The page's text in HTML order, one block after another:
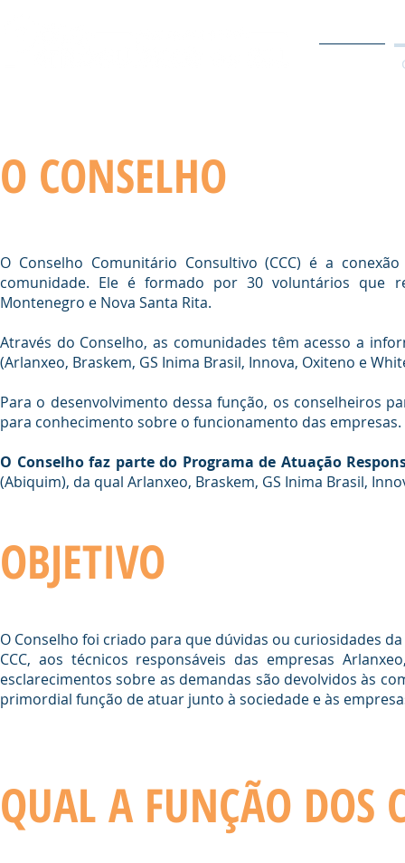
O CONSELHO
O Conselho Comunitário Consultivo (CCC) é a
comunidade. Ele é formado por 30 voluntários que
Montenegro e Nova Santa Rita.
Através do Conselho, as comunidades têm acesso a
(Arlanxeo, Braskem, GS Inima Brasil, Innova, Oxiteno e
Para o desenvolvimento dessa função, os conselheiros
para conhecimento sobre o funcionamento das
O Conselho faz parte do Programa de Atuação
(Abiquim), da qual Arlanxeo, Braskem, GS Inima Brasil,
OBJETIVO
O Conselho foi criado para que dúvidas ou curiosidades
CCC, aos técnicos responsáveis das empresas
esclarecimentos sobre as demandas são devolvidos às
primordial função de atuar junto à sociedade e às
QUAL A FUNÇÃO DOS